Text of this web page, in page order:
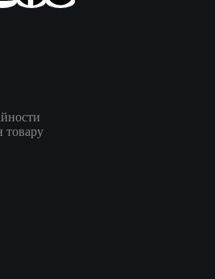
товару